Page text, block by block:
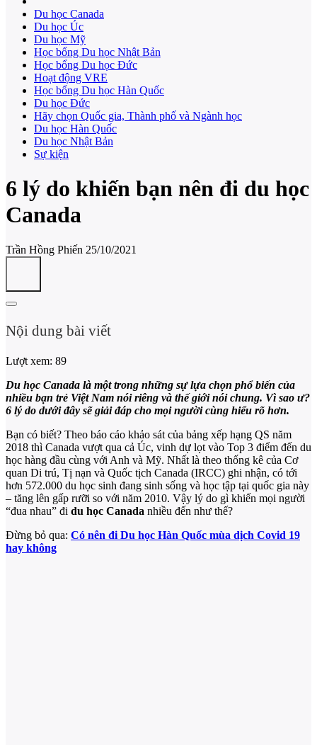
Du học Canada
Du học Úc
Du học Mỹ
Học bổng Du học Nhật Bản
Học bổng Du học Đức
Hoạt động VRE
Học bổng Du học Hàn Quốc
Du học Đức
Hãy chọn Quốc gia, Thành phố và Ngành học
Du học Hàn Quốc
Du học Nhật Bản
Sự kiện
6 lý do khiến bạn nên đi du học
Canada
Trần Hồng Phiến 25/10/2021
Nội dung bài viết
Lượt xem: 89
Du học Canada là một trong những sự lựa chọn phổ biến của
nhiều bạn trẻ Việt Nam nói riêng và thế giới nói chung. Vì sao ư?
6 lý do dưới đây sẽ giải đáp cho mọi người cùng hiểu rõ hơn.
Bạn có biết? Theo báo cáo khảo sát của bảng xếp hạng QS năm
2018 thì Canada vượt qua cả Úc, vinh dự lọt vào Top 3 điểm đến du
học hàng đầu cùng với Anh và Mỹ. Nhất là theo thống kê của Cơ
quan Di trú, Tị nạn và Quốc tịch Canada (IRCC) ghi nhận, có tới
hơn 572.000 du học sinh đang sinh sống và học tập tại quốc gia này
– tăng lên gấp rưỡi so với năm 2010. Vậy lý do gì khiến mọi người
“đua nhau” đi du học Canada nhiều đến như thế?
Đừng bỏ qua: Có nên đi Du học Hàn Quốc mùa dịch Covid 19
hay không